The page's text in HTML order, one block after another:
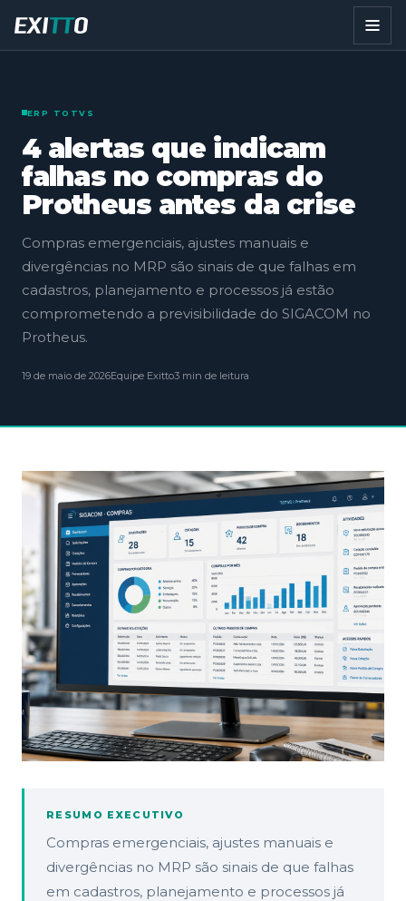
ERP TOTVS
4 alertas que indicam
falhas no compras do
Protheus antes da crise
Compras emergenciais, ajustes manuais e
divergências no MRP são sinais de que falhas em
cadastros, planejamento e processos já estão
comprometendo a previsibilidade do SIGACOM no
Protheus.
19 de maio de 2026Equipe Exitto3 min de leitura
RESUMO EXECUTIVO
Compras emergenciais, ajustes manuais e
divergências no MRP são sinais de que falhas
em cadastros, planejamento e processos já